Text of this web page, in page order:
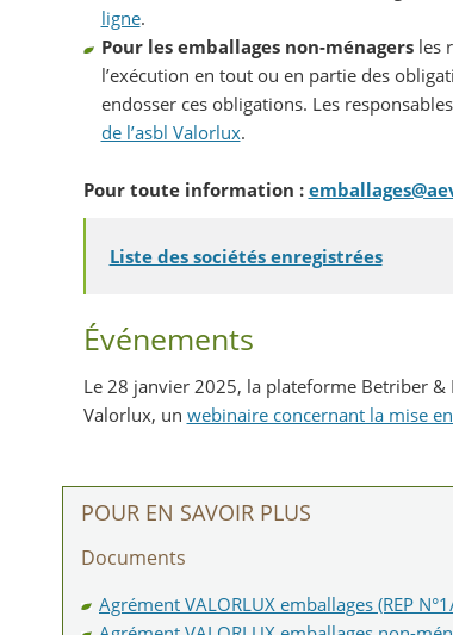
ligne.
Pour les emballages non-ménagers les
l’exécution en tout ou en partie des
endosser ces obligations. Les
de l’asbl Valorlux.
Pour toute information :
Liste des sociétés enregistrées
Événements
Le 28 janvier 2025, la plateforme Betriber &
Valorlux, un webinaire concernant la mise
POUR EN SAVOIR PLUS
Documents
Agrément VALORLUX emballages (REP